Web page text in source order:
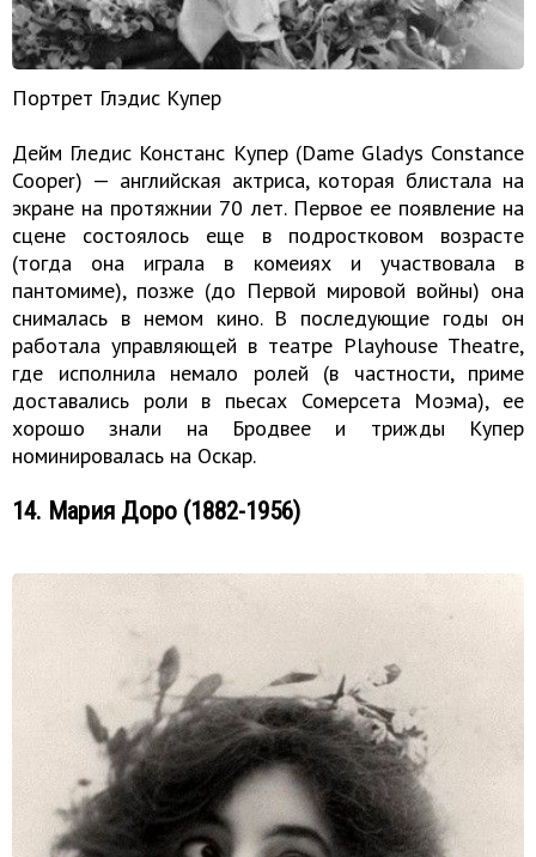
Портрет Глэдис Купер
Дейм Гледис Констанс Купер (Dame Gladys Constance
Cooper) — английская актриса, которая блистала на
экране на протяжнии 70 лет. Первое ее появление на
сцене состоялось еще в подростковом возрасте
(тогда она играла в комеиях и участвовала в
пантомиме), позже (до Первой мировой войны) она
снималась в немом кино. В последующие годы он
работала управляющей в театре Playhouse Theatre,
где исполнила немало ролей (в частности, приме
доставались роли в пьесах Сомерсета Моэма), ее
хорошо знали на Бродвее и трижды Купер
номинировалась на Оскар.
14. Мария Доро (1882-1956)